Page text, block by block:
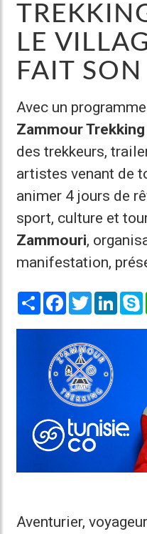
LE
FAIT
Avec un
Zammour Trekking
des trekkeurs,
artistes venant de
animer 4 jours de
sport, culture et
Zammouri,
manifestation,
Share Facebook
Twitter
Aventurier,